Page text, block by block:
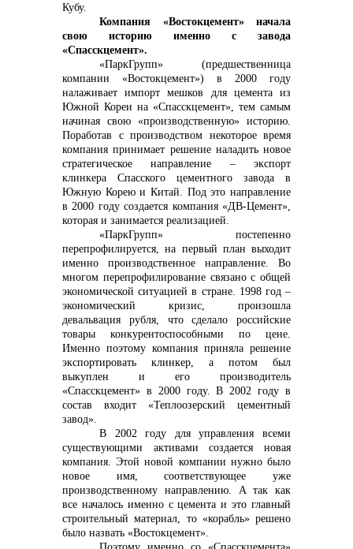
Кубу.
Компания «Востокцемент» начала
свою историю именно с завода
«Спасскцемент».
«ПаркГрупп» (предшественница
компании «Востокцемент») в 2000 году
налаживает импорт мешков для цемента из
Южной Кореи на «Спасскцемент», тем самым
начиная свою «производственную» историю.
Поработав с производством некоторое время
компания принимает решение наладить новое
стратегическое направление – экспорт
клинкера Спасского цементного завода в
Южную Корею и Китай. Под это направление
в 2000 году создается компания «ДВ-Цемент»,
которая и занимается реализацией.
«ПаркГрупп» постепенно
перепрофилируется, на первый план выходит
именно производственное направление. Во
многом перепрофилирование связано с общей
экономической ситуацией в стране. 1998 год –
экономический кризис, произошла
девальвация рубля, что сделало российские
товары конкурентоспособными по цене.
Именно поэтому компания приняла решение
экспортировать клинкер, а потом был
выкуплен и его производитель
«Спасскцемент» в 2000 году. В 2002 году в
состав входит «Теплоозерский цементный
завод».
В 2002 году для управления всеми
существующими активами создается новая
компания. Этой новой компании нужно было
новое имя, соответствующее уже
производственному направлению. А так как
все началось именно с цемента и это главный
строительный материал, то «корабль» решено
было назвать «Востокцемент».